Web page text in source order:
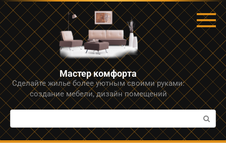
Перейти
к
контенту
Мастер комфорта
Сделайте жилье более уютным своими руками:
создание мебели, дизайн помещений
Поиск: